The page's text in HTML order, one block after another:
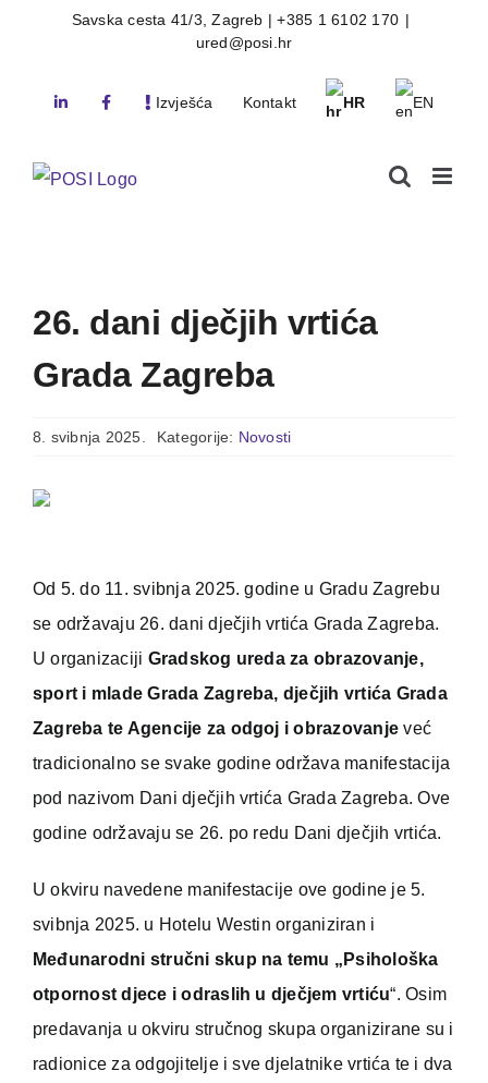
Savska cesta 41/3, Zagreb | +385 1 6102 170 |
ured@posi.hr
Izvješća Kontakt HR EN
26. dani dječjih vrtića
Grada Zagreba
8. svibnja 2025. Kategorije: Novosti
Od 5. do 11. svibnja 2025. godine u Gradu Zagrebu
se održavaju 26. dani dječjih vrtića Grada Zagreba.
U organizaciji Gradskog ureda za obrazovanje,
sport i mlade Grada Zagreba, dječjih vrtića Grada
Zagreba te Agencije za odgoj i obrazovanje već
tradicionalno se svake godine održava manifestacija
pod nazivom Dani dječjih vrtića Grada Zagreba. Ove
godine održavaju se 26. po redu Dani dječjih vrtića.
U okviru navedene manifestacije ove godine je 5.
svibnja 2025. u Hotelu Westin organiziran i
Međunarodni stručni skup na temu „Psihološka
otpornost djece i odraslih u dječjem vrtiću“. Osim
predavanja u okviru stručnog skupa organizirane su i
radionice za odgojitelje i sve djelatnike vrtića te i dva